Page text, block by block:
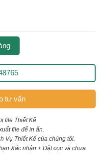
tư vấn
file Thiết Kế
file để in ấn.
Vụ Thiết Kế của chúng tôi.
Xác nhận + Đặt cọc và chưa